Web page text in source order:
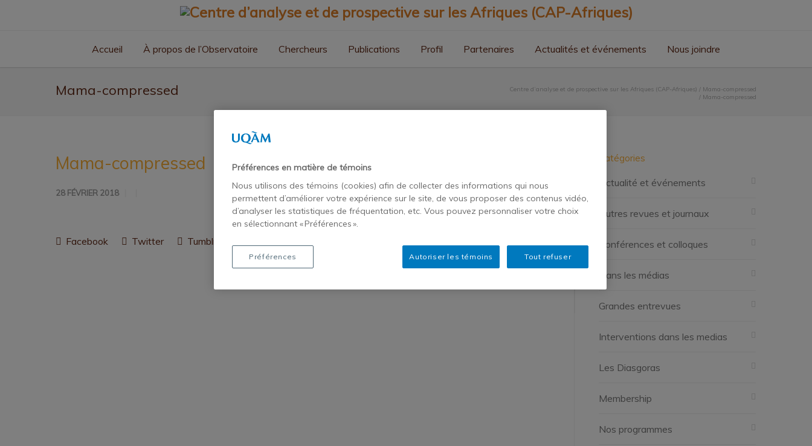
Accueil À propos de l’Observatoire Chercheurs Publications Profil Partenaires Actualités et événements Nous joindre
Mama-compressed Centre d’analyse et de prospective sur les Afriques (CAP-Afriques) / Mama-compressed
/ Mama-compressed
Mama-compressed
28 FÉVRIER 2018
Facebook Twitter Tumblr
Catégories
Actualité et événements
Autres revues et journaux
Conférences et colloques
Dans les médias
Grandes entrevues
Interventions dans les medias
Les Diasgoras
Membership
Nos programmes
Préférences en matière de témoins
Nous utilisons des témoins (cookies) afin de collecter des informations qui nous
permettent d’améliorer votre expérience sur le site, de vous proposer des contenus vidéo,
d’analyser les statistiques de fréquentation, etc. Vous pouvez personnaliser votre choix
en sélectionnant « Préférences ».
Tout refuser
Autoriser les témoins
Préférences